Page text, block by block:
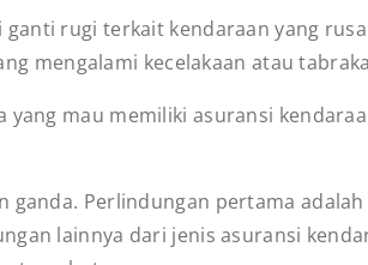
rugi terkait kendaraan yang
mengalami kecelakaan atau
mau memiliki asuransi
Perlindungan pertama
lainnya dari jenis asuransi